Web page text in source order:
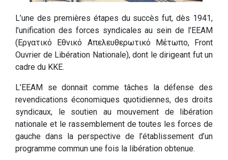
L’une des premières étapes du succès fut, dès 1941,
l’unification des forces syndicales au sein de l’EEAM
(Εργατικό Εθνικό Απελευθερωτικό Μέτωπο, Front
Ouvrier de Libération Nationale), dont le dirigeant fut un
cadre du KKE.
L’EEAM se donnait comme tâches la défense des
revendications économiques quotidiennes, des droits
syndicaux, le soutien au mouvement de libération
nationale et le rassemblement de toutes les forces de
gauche dans la perspective de l’établissement d’un
programme commun une fois la libération obtenue.